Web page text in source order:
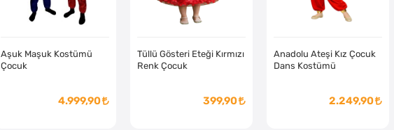
Aşuk Maşuk Kostümü
Çocuk
4.999,90
Tüllü Gösteri Eteği Kırmızı
Renk Çocuk
399,90
Anadolu Ateşi Kız Çocuk
Dans Kostümü
2.249,90